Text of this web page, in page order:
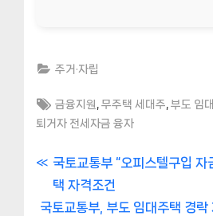
주거·자립
Tags:
금융지원 ,무주택 세대주 ,부도 임
퇴거자 전세자금 융자
글
내
P
r
e
국토교통부 “오피스텔구입 자
택 자격조건
N
국토교통부, 부도 임대주택 경락